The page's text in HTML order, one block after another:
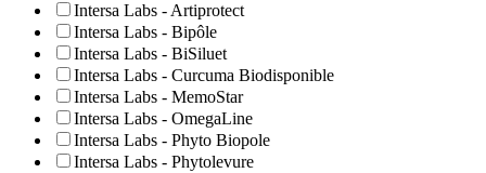
Intersa Labs - Artiprotect
Intersa Labs - Bipôle
Intersa Labs - BiSiluet
Intersa Labs - Curcuma Biodisponible
Intersa Labs - MemoStar
Intersa Labs - OmegaLine
Intersa Labs - Phyto Biopole
Intersa Labs - Phytolevure